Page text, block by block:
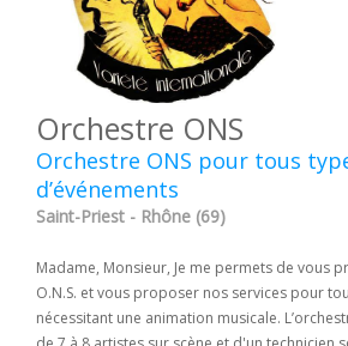
Orchestre ONS
Orchestre ONS pour tous
d’événements
Saint-Priest - Rhône (69)
Madame, Monsieur, Je me permets de vous
O.N.S. et vous proposer nos services pour
nécessitant une animation musicale.